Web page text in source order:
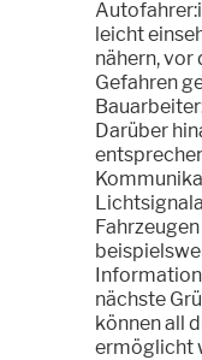
leicht
nähern, vor
Gefahren
Darüber
Information
nächste
können all
ermöglicht